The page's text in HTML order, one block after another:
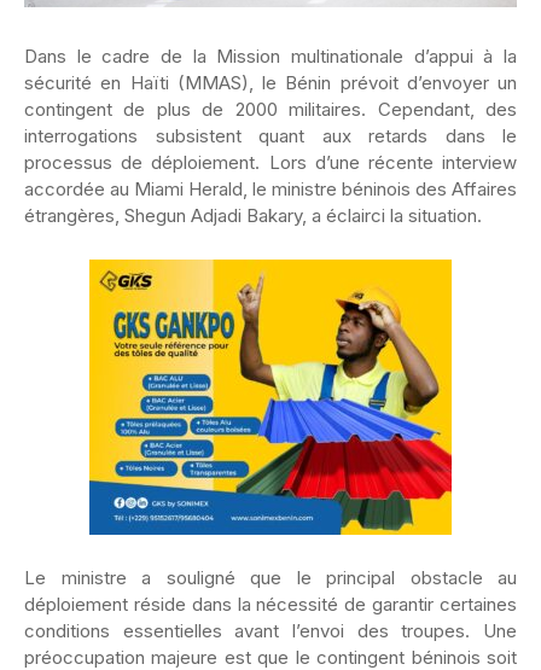
Dans le cadre de la Mission multinationale d’appui à la
sécurité en Haïti (MMAS), le Bénin prévoit d’envoyer un
contingent de plus de 2000 militaires. Cependant, des
interrogations subsistent quant aux retards dans le
processus de déploiement. Lors d’une récente interview
accordée au Miami Herald, le ministre béninois des Affaires
étrangères, Shegun Adjadi Bakary, a éclairci la situation.
Le ministre a souligné que le principal obstacle au
déploiement réside dans la nécessité de garantir certaines
conditions essentielles avant l’envoi des troupes. Une
préoccupation majeure est que le contingent béninois soit